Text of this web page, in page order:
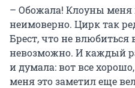
– Обожала! Клоуны меня
неимоверно. Цирк так
Брест, что не влюбиться
невозможно. И каждый
и думала: вот все
меня это заметил еще